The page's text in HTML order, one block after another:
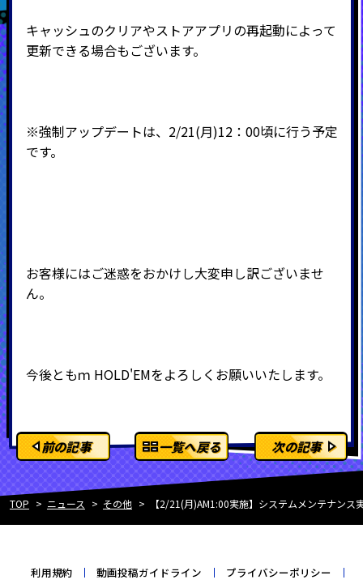
キャッシュのクリアやストアアプリの再起動によって
更新できる場合もございます。
※強制アップデートは、2/21(月)12：00頃に行う予定
です。
お客様にはご迷惑をおかけし大変申し訳ございませ
ん。
今後ともｍ HOLD'EMをよろしくお願いいたします。
前の記事 一覧へ戻る 次の記事
TOP ニュース その他 【2/21(月)AM1:00実施】システムメンテナン
利用規約 動画投稿ガイドライン プライバシーポリシー